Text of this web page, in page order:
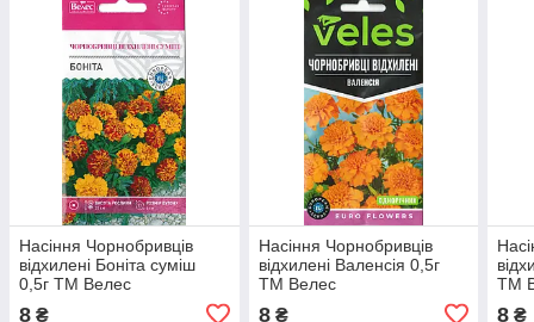
Насіння Чорнобривців
відхилені Боніта суміш
0,5г ТМ Велес
8 ₴
Насіння Чорнобривців
відхилені Валенсія 0,5г
ТМ Велес
8₴
ТМ
8 ₴